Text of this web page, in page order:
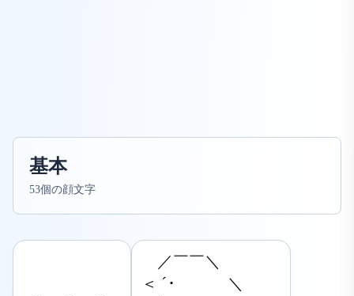
基本
53個の顔文字
／￣￣＼
＜ ´･　　 　＼